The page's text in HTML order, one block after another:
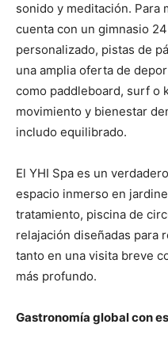
sonido y meditación.
cuenta con un gimnasio
personalizado, pistas de
una amplia oferta de
como paddleboard, surf o
movimiento y bienestar
includo equilibrado.
El YHI Spa es un
espacio inmerso en
tratamiento, piscina de
relajación diseñadas para
tanto en una visita breve
más profundo.
Gastronomía global con